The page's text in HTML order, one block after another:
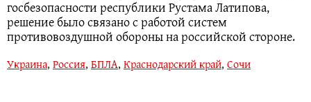
госбезопасности республики Рустама Латипова,
решение было связано с работой систем
противовоздушной обороны на российской стороне.
Украина, Россия, БПЛА, Краснодарский край, Сочи